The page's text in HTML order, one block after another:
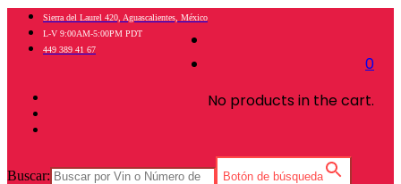
0
No products in the cart.
Sierra del Laurel 420, Aguascalientes, México
L-V 9:00AM-5:00PM PDT
449 389 41 67
Buscar: Botón de búsqueda